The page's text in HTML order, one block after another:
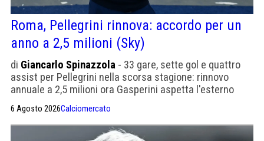
Roma, Pellegrini rinnova: accordo per un
anno a 2,5 milioni (Sky)
di Giancarlo Spinazzola - 33 gare, sette gol e quattro
assist per Pellegrini nella scorsa stagione: rinnovo
annuale a 2,5 milioni ora Gasperini aspetta l'esterno
6 Agosto 2026Calciomercato